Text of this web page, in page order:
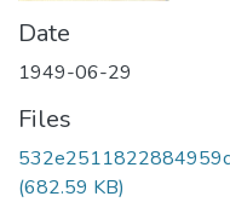
Date
1949-06-29
Files
(682.59 KB)